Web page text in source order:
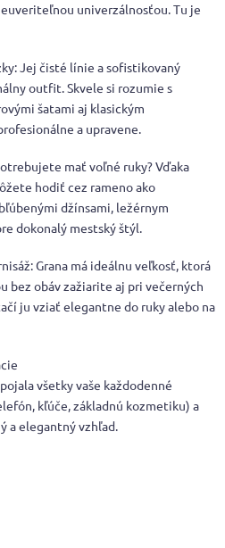
univerzálnosťou. Tu je
Jej čisté línie a sofistikovaný
outfit. Skvele si rozumie s
šatami aj klasickým
a upravene.
mať voľné ruky? Vďaka
hodiť cez rameno ako
džínsami, ležérnym
dokonalý mestský štýl.
Grana má ideálnu veľkosť, ktorá
bez obáv zažiarite aj pri večerných
ju vziať elegantne do ruky alebo na
všetky vaše každodenné
kľúče, základnú kozmetiku) a
a elegantný vzhľad.